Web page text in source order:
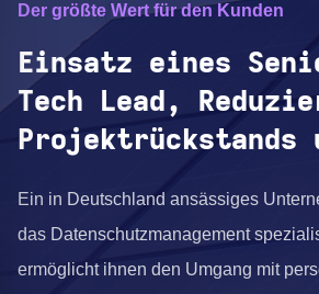
Der größte Wert für den Kunden
Einsatz eines
Tech Lead,
Projektrückstands
Ein in Deutschland ansässiges
das Datenschutzmanagement
ermöglicht ihnen den Umgang mit